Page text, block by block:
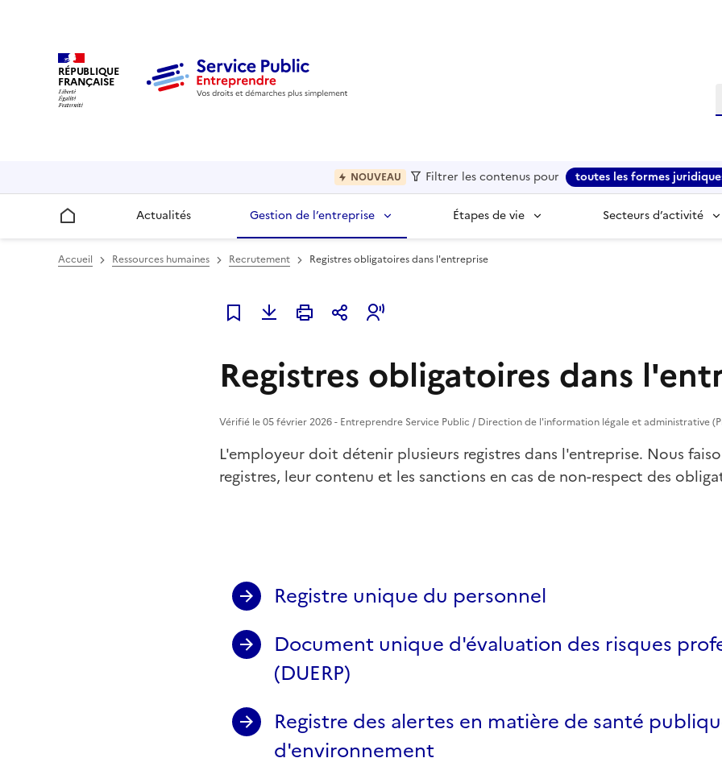
RÉPUBLIQUE
FRANÇAISE
NOUVEAU Filtrer les contenus pour toutes les formes
Accueil Actualités Gestion de l’entreprise Étapes de vie Secteurs d’activité
Accueil Ressources humaines Recrutement Registres obligatoires dans l'entreprise
Ajouter à mes favoris
Registres obligatoires dans
Vérifié le 05 février 2026 - Entreprendre Service Public / Direction de l'information légale et administrative
L'employeur doit détenir plusieurs registres dans l'entreprise. Nous
registres, leur contenu et les sanctions en cas de non-respect des
Registre unique du personnel
Document unique d'évaluation des risques
(DUERP)
Registre des alertes en matière de santé
d'environnement